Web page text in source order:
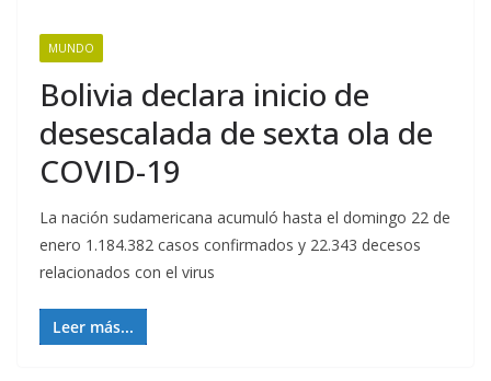
MUNDO
Bolivia declara inicio de
desescalada de sexta ola de
COVID-19
La nación sudamericana acumuló hasta el domingo 22 de
enero 1.184.382 casos confirmados y 22.343 decesos
relacionados con el virus
Leer más...